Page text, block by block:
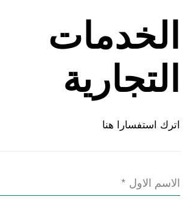
الخدمات
التجارية
اترك استفسارا هنا
الاسم الاول *